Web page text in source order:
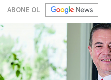
ABONE OL